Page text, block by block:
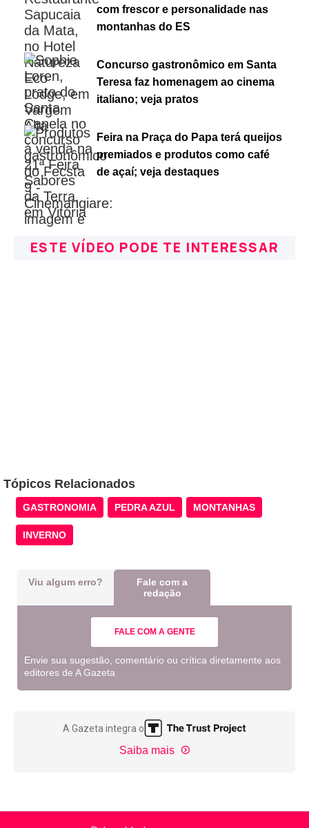
com frescor e personalidade nas
montanhas do ES
Concurso gastronômico em Santa
Teresa faz homenagem ao cinema
italiano; veja pratos
Feira na Praça do Papa terá queijos
premiados e produtos como café
de açaí; veja destaques
ESTE VÍDEO PODE TE INTERESSAR
Tópicos Relacionados
GASTRONOMIA PEDRA AZUL MONTANHAS
INVERNO
Viu algum erro?
Fale com a
redação
FALE COM A GENTE
Envie sua sugestão, comentário ou crítica diretamente aos
editores de A Gazeta
A Gazeta integra o
Saiba mais